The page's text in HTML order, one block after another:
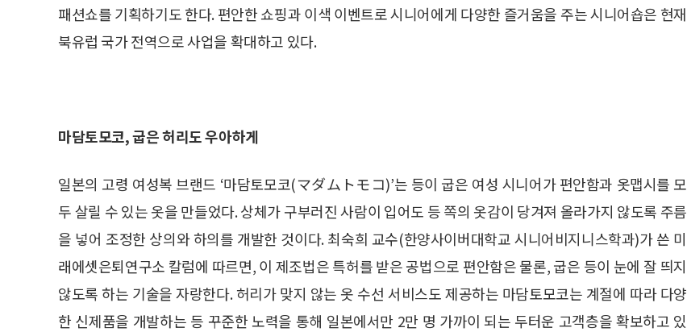
패션쇼를 기획하기도 한다. 편안한 쇼핑과 이색 이벤트로 시니어에게 다양한 즐거움을 주는 시니어숍은 현재
북유럽 국가 전역으로 사업을 확대하고 있다.
마담토모코, 굽은 허리도 우아하게
일본의 고령 여성복 브랜드 ‘마담토모코(マダムトモコ)’는 등이 굽은 여성 시니어가 편안함과 옷맵시를 모
두 살릴 수 있는 옷을 만들었다. 상체가 구부러진 사람이 입어도 등 쪽의 옷감이 당겨져 올라가지 않도록 주름
을 넣어 조정한 상의와 하의를 개발한 것이다. 최숙희 교수(한양사이버대학교 시니어비지니스학과)가 쓴 미
래에셋은퇴연구소 칼럼에 따르면, 이 제조법은 특허를 받은 공법으로 편안함은 물론, 굽은 등이 눈에 잘 띄지
않도록 하는 기술을 자랑한다. 허리가 맞지 않는 옷 수선 서비스도 제공하는 마담토모코는 계절에 따라 다양
한 신제품을 개발하는 등 꾸준한 노력을 통해 일본에서만 2만 명 가까이 되는 두터운 고객층을 확보하고 있